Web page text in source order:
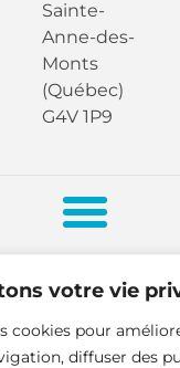
votre vie
cookies pour
diffuser des
Sainte-
Anne-des-
Monts
(Québec)
G4V 1P9
2024 Politique de
confidentialité